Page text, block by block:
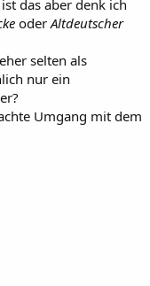
das aber denk ich
oder Altdeutscher
selten als
nur ein
Umgang mit dem